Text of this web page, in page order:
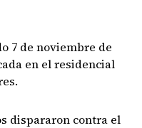
7 de noviembre de
en el residencial
dispararon contra el